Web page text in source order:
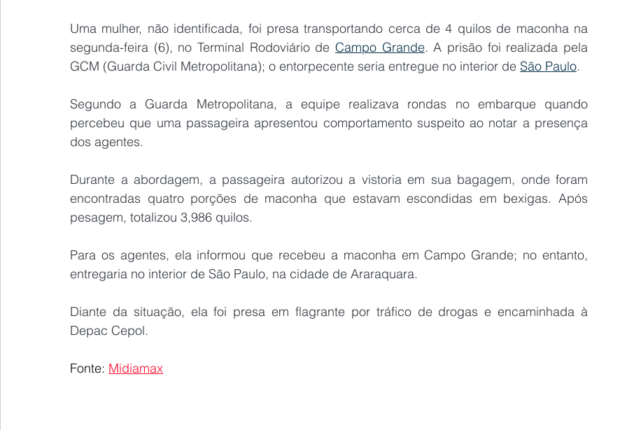
Uma mulher, não identificada, foi presa transportando cerca de 4 quilos de maconha na
segunda-feira (6), no Terminal Rodoviário de Campo Grande. A prisão foi realizada pela
GCM (Guarda Civil Metropolitana); o entorpecente seria entregue no interior de São Paulo.
Segundo a Guarda Metropolitana, a equipe realizava rondas no embarque quando
percebeu que uma passageira apresentou comportamento suspeito ao notar a presença
dos agentes.
Durante a abordagem, a passageira autorizou a vistoria em sua bagagem, onde foram
encontradas quatro porções de maconha que estavam escondidas em bexigas. Após
pesagem, totalizou 3,986 quilos.
Para os agentes, ela informou que recebeu a maconha em Campo Grande; no entanto,
entregaria no interior de São Paulo, na cidade de Araraquara.
Diante da situação, ela foi presa em flagrante por tráfico de drogas e encaminhada à
Depac Cepol.
Fonte: Midiamax